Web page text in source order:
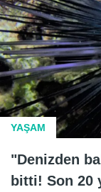
YAŞAM
"Denizden
bitti! Son 20